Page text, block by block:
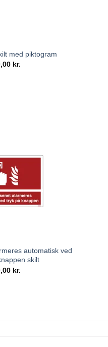
med piktogram
kr.
automatisk ved
skilt
kr.